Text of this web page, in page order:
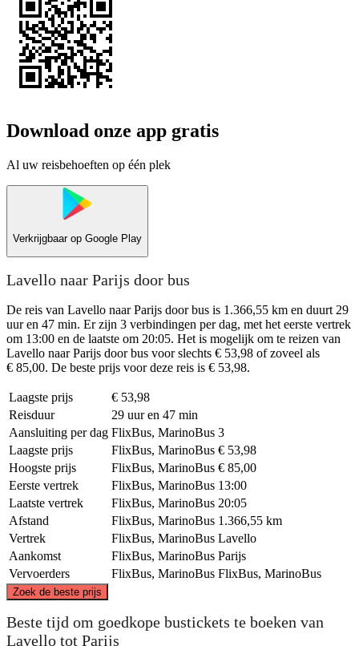
Download onze app gratis
Al uw reisbehoeften op één plek
Verkrijgbaar op Google Play
Lavello naar Parijs door bus
De reis van Lavello naar Parijs door bus is 1.366,55 km en duurt 29
uur en 47 min. Er zijn 3 verbindingen per dag, met het eerste vertrek
om 13:00 en de laatste om 20:05. Het is mogelijk om te reizen van
Lavello naar Parijs door bus voor slechts € 53,98 of zoveel als
€ 85,00. De beste prijs voor deze reis is € 53,98.
Laagste prijs
€ 53,98
Reisduur
29 uur en 47 min
Aansluiting per dag FlixBus, MarinoBus 3
Laagste prijs
FlixBus, MarinoBus € 53,98
Hoogste prijs
FlixBus, MarinoBus € 85,00
Eerste vertrek
FlixBus, MarinoBus 13:00
Laatste vertrek
FlixBus, MarinoBus 20:05
Afstand
FlixBus, MarinoBus 1.366,55 km
Vertrek
FlixBus, MarinoBus Lavello
Aankomst
FlixBus, MarinoBus Parijs
Vervoerders
FlixBus, MarinoBus FlixBus, MarinoBus
Zoek de beste prijs
©CARTO , ©OpenStreetMapcontributors
Beste tijd om goedkope bustickets te boeken van
Lavello tot Parijs